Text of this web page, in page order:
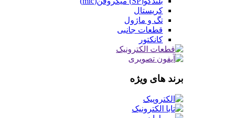
کریستال
تگ و ماژول
قطعات جانبی
کانکتور
برند های ویژه